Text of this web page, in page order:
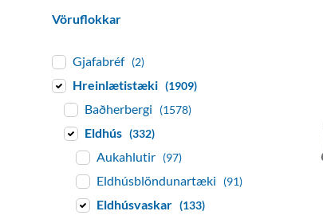
Vöruflokkar
Gjafabréf (2)
Hreinlætistæki (1909)
Baðherbergi (1578)
Eldhús (332)
Aukahlutir (97)
Eldhúsblöndunartæki (91)
Eldhúsvaskar (133)